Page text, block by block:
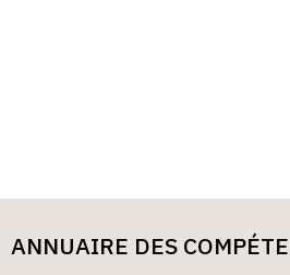
ANNUAIRE DES